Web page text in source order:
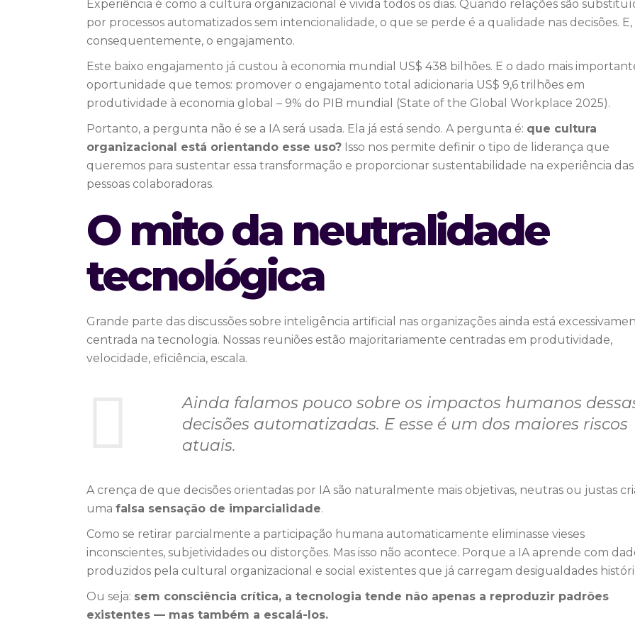
Experiência é como a cultura organizacional é vivida todos os dias. Quando relações são
por processos automatizados sem intencionalidade, o que se perde é a qualidade nas decisões. E,
consequentemente, o engajamento.
Este baixo engajamento já custou à economia mundial US$ 438 bilhões. E o dado mais
oportunidade que temos: promover o engajamento total adicionaria US$ 9,6 trilhões em
produtividade à economia global – 9% do PIB mundial (State of the Global Workplace 2025).
Portanto, a pergunta não é se a IA será usada. Ela já está sendo. A pergunta é: que cultura
organizacional está orientando esse uso? Isso nos permite definir o tipo de liderança que
queremos para sustentar essa transformação e proporcionar sustentabilidade na experiência das
pessoas colaboradoras.
O mito da neutralidade
tecnológica
Grande parte das discussões sobre inteligência artificial nas organizações ainda está
centrada na tecnologia. Nossas reuniões estão majoritariamente centradas em produtividade,
velocidade, eficiência, escala.
Ainda falamos pouco sobre os impactos humanos
decisões automatizadas. E esse é um dos maiores riscos
atuais.
A crença de que decisões orientadas por IA são naturalmente mais objetivas, neutras ou justas
uma falsa sensação de imparcialidade.
Como se retirar parcialmente a participação humana automaticamente eliminasse vieses
inconscientes, subjetividades ou distorções. Mas isso não acontece. Porque a IA aprende com
produzidos pela cultural organizacional e social existentes que já carregam desigualdades
Ou seja: sem consciência crítica, a tecnologia tende não apenas a reproduzir padrões
existentes — mas também a escalá-los.